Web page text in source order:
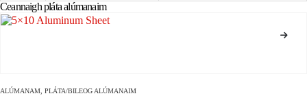
Ceannaigh pláta alúmanaim
ALÚMANAM, PLÁTA/BILEOG ALÚMANAIM